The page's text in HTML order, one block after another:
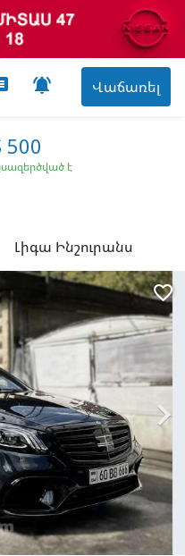
Վաճառել

500
է
Լիգա Ինշուրանս
favorite_border
